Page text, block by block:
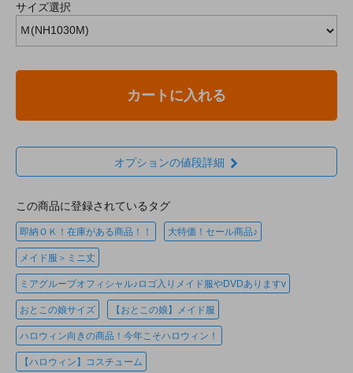
サイズ選択
カートに入れる
オプションの値段詳細
この商品に登録されているタグ
即納ＯＫ！在庫がある商品！！ 大特価！セール商品♪
メイド服＞ミニ丈
ミアグループオフィシャル♪ロゴ入りメイド服やDVDありますv
おとこの娘サイズ 【おとこの娘】メイド服
ハロウィン向きの商品！今年こそハロウィン！
【ハロウィン】コスチューム